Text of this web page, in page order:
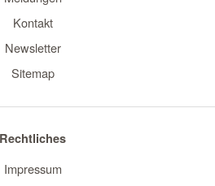
Kontakt
Newsletter
Sitemap
Rechtliches
Impressum